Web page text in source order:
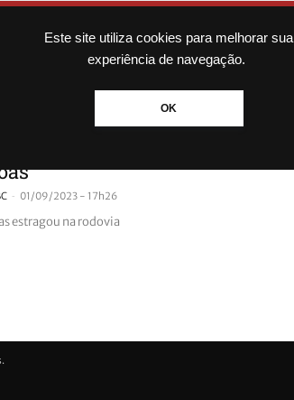
Este site utiliza cookies para melhorar sua
experiência de navegação.
OK
contra guincho e mata
- 01/09/2023 - 17h26
estragou na rodovia